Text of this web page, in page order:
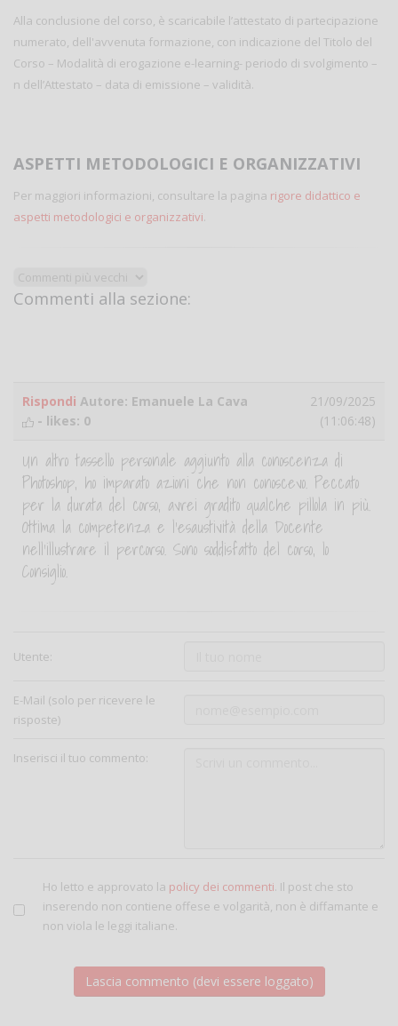
Alla conclusione del corso, è scaricabile l’attestato di partecipazione
numerato, dell'avvenuta formazione, con indicazione del Titolo del
Corso – Modalità di erogazione e-learning- periodo di svolgimento –
n dell’Attestato – data di emissione – validità.
ASPETTI METODOLOGICI E ORGANIZZATIVI
Per maggiori informazioni, consultare la pagina rigore didattico e
aspetti metodologici e organizzativi.
Commenti alla sezione:
Rispondi Autore: Emanuele La Cava
- likes: 0
21/09/2025
(11:06:48)
Un altro tassello personale aggiunto alla conoscenza di
Photoshop, ho imparato azioni che non conoscevo. Peccato
per la durata del corso, avrei gradito qualche pillola in più.
Ottima la competenza e l'esaustività della Docente
nell'illustrare il percorso. Sono soddisfatto del corso, lo
Consiglio.
Utente:
E-Mail (solo per ricevere le
risposte)
Inserisci il tuo commento:
Ho letto e approvato la policy dei commenti. Il post che sto
inserendo non contiene offese e volgarità, non è diffamante e
non viola le leggi italiane.